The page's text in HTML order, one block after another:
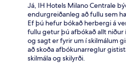
Já, IH Hotels Milano Centrale
endurgreiðanleg að fullu sem
Ef þú hefur bókað herbergi á
fullu getur þú afbókað allt niður
og sagt er fyrir um í skilmálum
að skoða afbókunarreglur
skilmála og skilyrði.